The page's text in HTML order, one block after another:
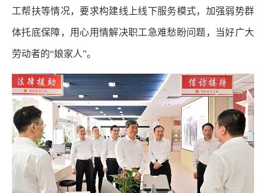
工帮扶等情况，要求构建线上线下服务模式，加强弱势群
体托底保障，用心用情解决职工急难愁盼问题，当好广大
劳动者的“娘家人”。